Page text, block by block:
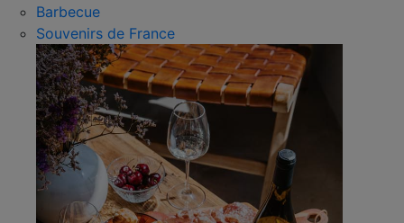
Barbecue
Souvenirs de France